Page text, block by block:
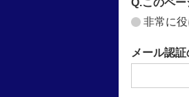
Q.このペ
非常に
メール認